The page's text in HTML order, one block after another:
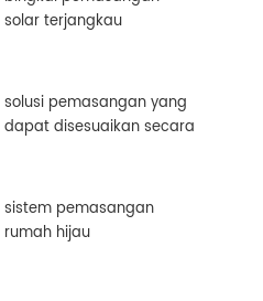
solar terjangkau
solusi pemasangan yang
dapat disesuaikan secara
sistem pemasangan
rumah hijau